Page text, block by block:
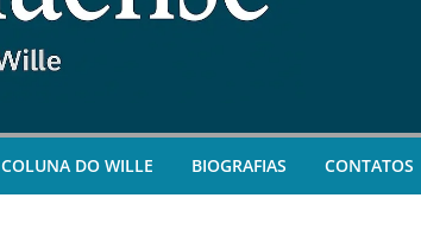
COLUNA DO WILLE BIOGRAFIAS CONTATOS